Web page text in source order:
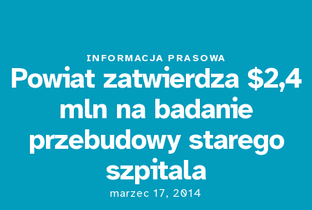
INFORMACJA PRASOWA
Powiat zatwierdza $2,4
mln na badanie
przebudowy starego
szpitala
marzec 17, 2014